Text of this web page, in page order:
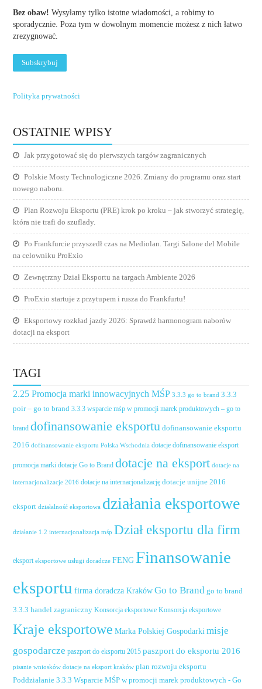
Bez obaw! Wysyłamy tylko istotne wiadomości, a robimy to
sporadycznie. Poza tym w dowolnym momencie możesz z nich łatwo
zrezygnować.
Polityka prywatności
OSTATNIE WPISY
Jak przygotować się do pierwszych targów zagranicznych
Polskie Mosty Technologiczne 2026. Zmiany do programu oraz start
nowego naboru.
Plan Rozwoju Eksportu (PRE) krok po kroku – jak stworzyć strategię,
która nie trafi do szuflady.
Po Frankfurcie przyszedł czas na Mediolan. Targi Salone del Mobile
na celowniku ProExio
Zewnętrzny Dział Eksportu na targach Ambiente 2026
ProExio startuje z przytupem i rusza do Frankfurtu!
Eksportowy rozkład jazdy 2026: Sprawdź harmonogram naborów
dotacji na eksport
TAGI
2.25 Promocja marki innowacyjnych MŚP 3.3.3 go to brand 3.3.3
poir – go to brand 3.3.3 wsparcie mśp w promocji marek produktowych – go to
brand dofinansowanie eksportu dofinansowanie eksportu
2016 dofinansowanie eksportu Polska Wschodnia dotacje dofinansowanie eksport
promocja marki dotacje Go to Brand dotacje na eksport dotacje na
internacjonalizacje 2016 dotacje na internacjonalizację dotacje unijne 2016
eksport działalność eksportowa działania eksportowe
działanie 1.2 internacjonalizacja mśp Dział eksportu dla firm
eksport eksportowe usługi doradcze FENG Finansowanie
eksportu firma doradcza Kraków Go to Brand go to brand
3.3.3 handel zagraniczny Konsorcja eksportowe Konsorcja eksportowe
Kraje eksportowe Marka Polskiej Gospodarki misje
gospodarcze paszport do eksportu 2015 paszport do eksportu 2016
pisanie wniosków dotacje na eksport kraków plan rozwoju eksportu
Poddziałanie 3.3.3 Wsparcie MŚP w promocji marek produktowych - Go